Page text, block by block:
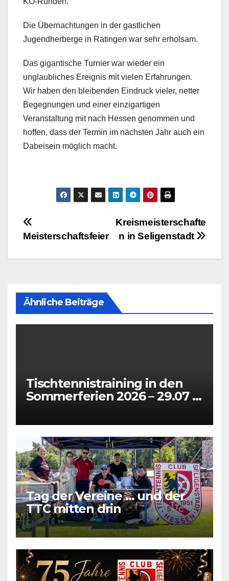
Die Übernachtungen in der gastlichen
Jugendherberge in Ratingen war sehr erholsam.
Das gigantische Turnier war wieder ein
unglaubliches Ereignis mit vielen Erfahrungen.
Wir haben den bleibenden Eindruck vieler, netter
Begegnungen und einer einzigartigen
Veranstaltung mit nach Hessen genommen und
hoffen, dass der Termin im nächsten Jahr auch ein
Dabeisein möglich macht.
Beitragsnavigation
Kreismeisterschafte
n in Seligenstadt
Meisterschaftsfeier
Ähnliche Beiträge
Tischtennistraining in den
Sommerferien 2026 – 29.07 +
Tag der Vereine … und der
TTC mitten drin